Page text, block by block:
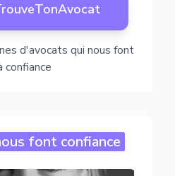
d'avocats qui nous font
confiance
font confiance